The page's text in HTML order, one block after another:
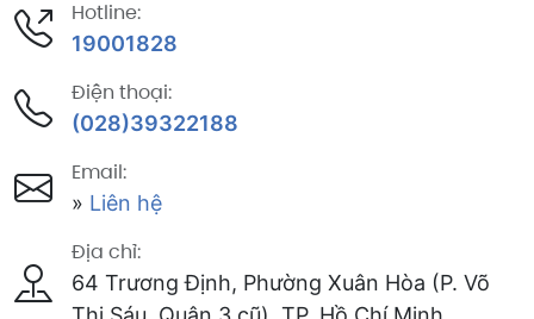
Hotline:
19001828
Điện thoại:
(028)39322188
Email:
» Liên hệ
Địa chỉ:
64 Trương Định, Phường Xuân Hòa (P. Võ